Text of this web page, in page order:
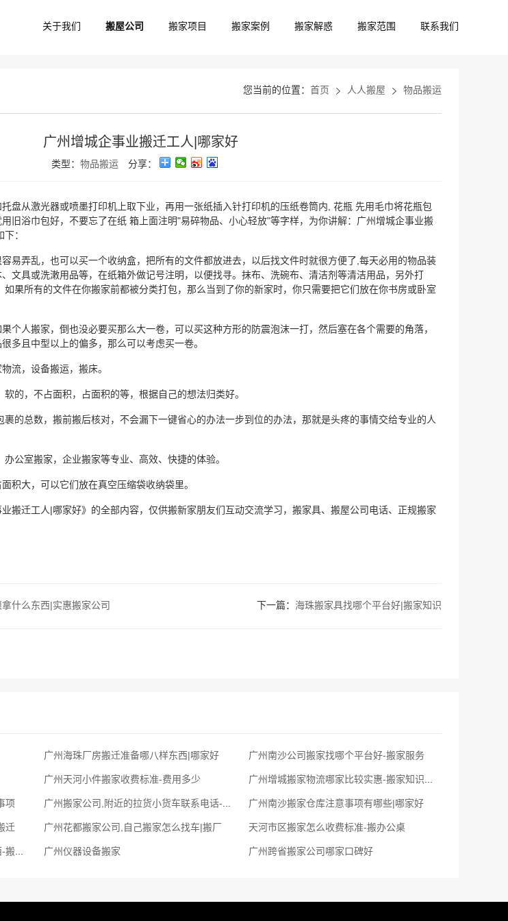
关于我们 搬屋公司 搬家项目 搬家案例 搬家解惑 搬家范围 联系我们
您当前的位置： 首页 人人搬屋 物品搬运
广州增城企事业搬迁工人|哪家好
类型： 物品搬运 分享：
盘从激光器或喷墨打印机上取下业，再用一张纸插入针打印机的压纸卷筒内, 花瓶 先用毛巾将花瓶包
旧浴巾包好，不要忘了在纸 箱上面注明"易碎物品、小心轻放"等字样，为你讲解：广州增城企事业搬
：
易弄乱，也可以买一个收纳盒，把所有的文件都放进去，以后找文件时就很方便了,每天必用的物品装
文具或洗潄用品等，在纸箱外做记号注明，以便找寻。抹布、洗碗布、清洁剂等清洁用品，另外打
果所有的文件在你搬家前都被分类打包，那么当到了你的新家时，你只需要把它们放在你书房或卧室
个人搬家，倒也没必要买那么大一卷，可以买这种方形的防震泡沫一打，然后塞在各个需要的角落，
多且中型以上的偏多，那么可以考虑买一卷。
流，设备搬运，搬床。
软的，不占面积，占面积的等，根据自己的想法归类好。
裹的总数，搬前搬后核对，不会漏下一键省心的办法一步到位的办法，那就是头疼的事情交给专业的人
办公室搬家，企业搬家等专业、高效、快捷的体验。
积大，可以它们放在真空压缩袋收纳袋里。
搬迁工人|哪家好》的全部内容，仅供搬新家朋友们互动交流学习，搬家具、搬屋公司电话、正规搬家
什么东西|实惠搬家公司 下一篇： 海珠搬家具找哪个平台好|搬家知识
广州海珠厂房搬迁准备哪八样东西|哪家好 广州南沙公司搬家找哪个平台好-搬家服务
广州天河小件搬家收费标准-费用多少 广州增城搬家物流哪家比较实惠-搬家知识分享
项 广州搬家公司,附近的拉货小货车联系电话-长短途搬家公司电话 广州南沙搬家仓库注意事项有哪些|哪家好
迁 广州花都搬家公司,自己搬家怎么找车|搬厂 天河市区搬家怎么收费标准-搬办公桌
广州增城搬屋公司电话进门拿什么东西-搬办公桌 广州仪器设备搬家 广州跨省搬家公司哪家口碑好